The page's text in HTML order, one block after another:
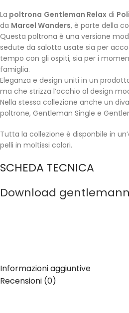
La poltrona Gentleman Relax di
da Marcel Wanders, è parte della
Questa poltrona è una versione
sedute da salotto usate sia per
tempo con gli ospiti, sia per i
famiglia.
Eleganza e design uniti in un
ma che strizza l’occhio al design
Nella stessa collezione anche un
poltrone, Gentleman Single e
Tutta la collezione è disponbile in
pelli in moltissi colori.
SCHEDA TECNICA
Download gentlemann
Informazioni aggiuntive
Recensioni (0)